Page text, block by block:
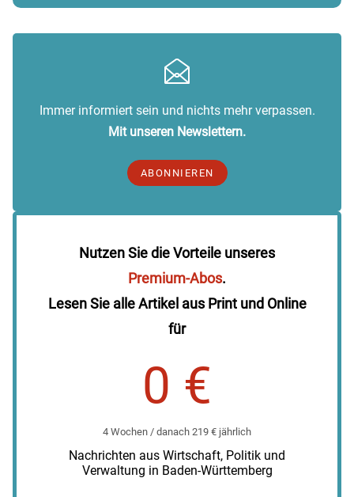
Immer informiert sein und nichts mehr verpassen.
Mit unseren Newslettern.
ABONNIEREN
Nutzen Sie die Vorteile unseres
Premium-Abos.
Lesen Sie alle Artikel aus Print und Online
für
0 €
4 Wochen / danach 219 € jährlich
Nachrichten aus Wirtschaft, Politik und
Verwaltung in Baden-Württemberg